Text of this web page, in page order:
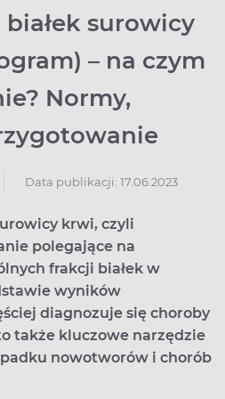
surowicy
– na czym
Normy,
Data publikacji: 17.06.2023
krwi, czyli
polegające na
frakcji białek w
wyników
diagnozuje się choroby
także kluczowe narzędzie
nowotworów i chorób